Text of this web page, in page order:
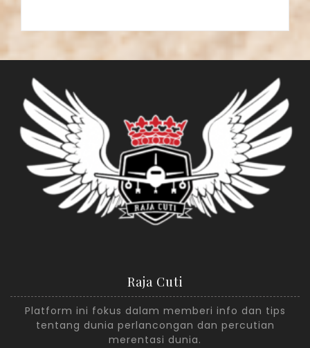
Raja Cuti
Platform ini fokus dalam memberi info dan tips
tentang dunia perlancongan dan percutian
merentasi dunia.